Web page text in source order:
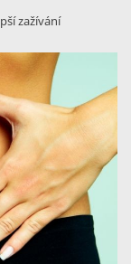
zažívání